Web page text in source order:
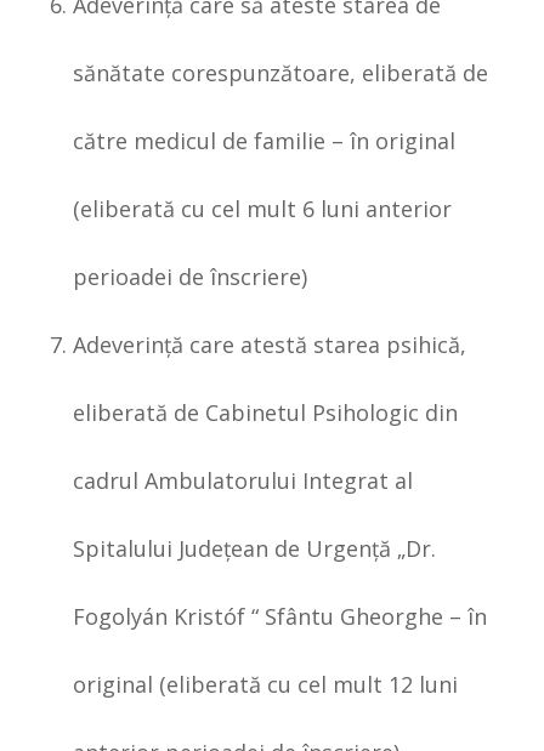
sănătate corespunzătoare, eliberată de
către medicul de familie – în original
(eliberată cu cel mult 6 luni anterior
perioadei de înscriere)
Adeverinţă care atestă starea psihică,
eliberată de Cabinetul Psihologic din
cadrul Ambulatorului Integrat al
Spitalului Judeţean de Urgenţă „Dr.
Fogolyán Kristóf “ Sfântu Gheorghe – în
original (eliberată cu cel mult 12 luni